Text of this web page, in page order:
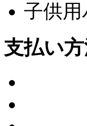
子供
支払い